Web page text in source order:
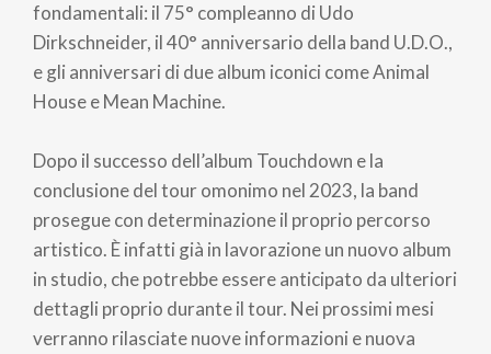
fondamentali: il 75° compleanno di Udo
Dirkschneider, il 40° anniversario della band U.D.O.,
e gli anniversari di due album iconici come Animal
House e Mean Machine.
Dopo il successo dell’album Touchdown e la
conclusione del tour omonimo nel 2023, la band
prosegue con determinazione il proprio percorso
artistico. È infatti già in lavorazione un nuovo album
in studio, che potrebbe essere anticipato da ulteriori
dettagli proprio durante il tour. Nei prossimi mesi
verranno rilasciate nuove informazioni e nuova